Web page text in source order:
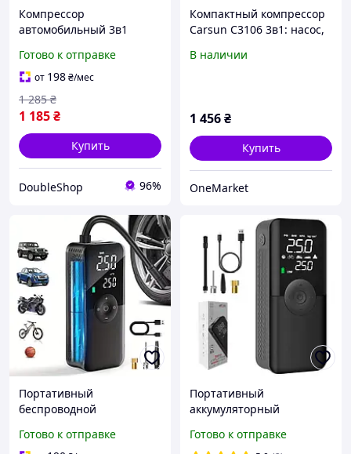
Компрессор
автомобильный 3в1
4000мАч 10бар, Carsun
C3106
Готово к отправке
от 198₴/мес
1 185₴
1 285 ₴
Купить
DoubleShop 96%
Компактный компрессор
Carsun C3106 3в1: насос,
В наличии
1 456₴
Купить
OneMarket
Портативный
беспроводной
компрессор CarSun
Готово к отправке
Портативный
аккумуляторный
T3106-1S Powerbank
Готово к отправке